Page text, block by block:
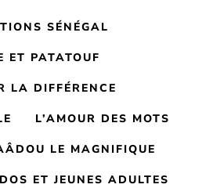
SÉNÉGAL
ET PATATOUF
LA DIFFÉRENCE
L’AMOUR DES MOTS
LE MAGNIFIQUE
ET JEUNES ADULTES